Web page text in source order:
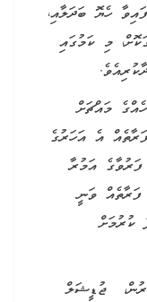
ހެޔޮ ބަދަލާއި،
މި ކަމުގައި
އަހަރު، ޑްރަގް ކޯޓުން 586 މީހެއްގެ މައްޗަށް
އަމުރުކޮށްފައިވެއެވެ. އަދި 419 ފަރާތެއް އެ އަހަރުގެ
ފަރުވާގެ އަމުރާ
ޚިލާފުވެގެން، މިދިޔަ އަހަރުގެ ތެރޭގައި 173 ފަރާތެއް ވަނީ
ކުރުމަށް
ޖުޑީޝަލް